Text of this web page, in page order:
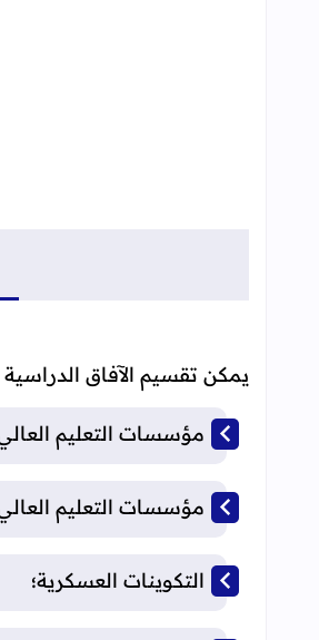
يمكن تقسيم الآفاق الدراسية
مؤسسات التعليم
مؤسسات التعليم
التكوينات العسكرية؛